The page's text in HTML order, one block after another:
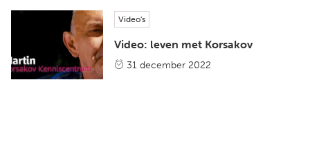
Video's
Video: leven met Korsakov
31 december 2022